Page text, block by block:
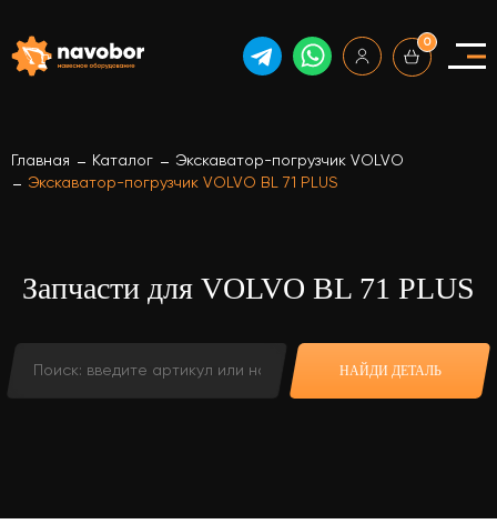
0
Главная Каталог
Экскаватор-погрузчик VOLVO
Экскаватор-погрузчик VOLVO BL 71 PLUS
Запчасти для VOLVO BL 71 PLUS
НАЙДИ ДЕТАЛЬ